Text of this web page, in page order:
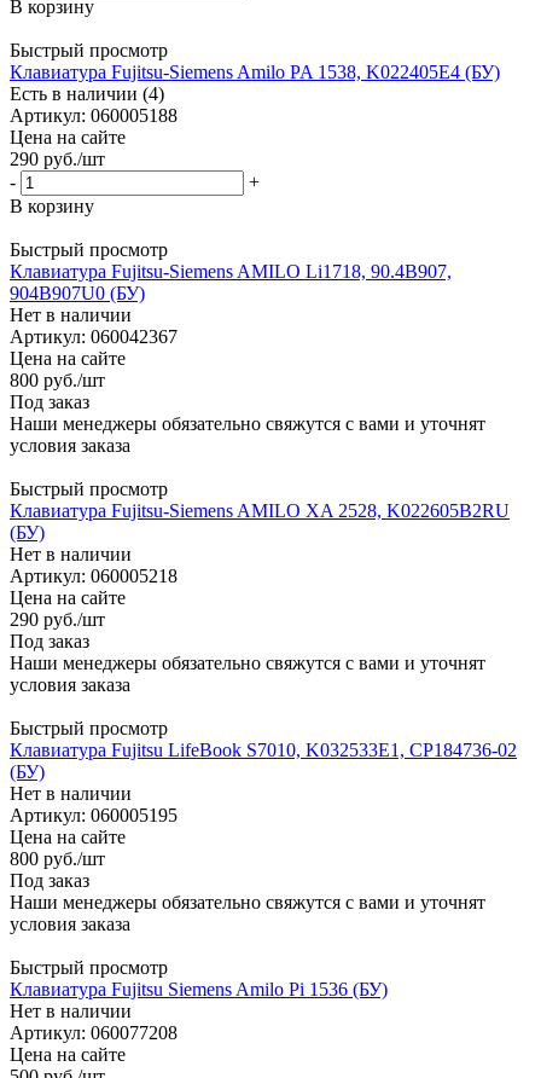
В корзину
Быстрый просмотр
Клавиатура Fujitsu-Siemens Amilo PA 1538, K022405E4 (БУ)
Есть в наличии (4)
Артикул: 060005188
Цена на сайте
290 руб./шт
-
+
В корзину
Быстрый просмотр
Клавиатура Fujitsu-Siemens AMILO Li1718, 90.4B907,
904B907U0 (БУ)
Нет в наличии
Артикул: 060042367
Цена на сайте
800 руб./шт
Под заказ
Наши менеджеры обязательно свяжутся с вами и уточнят
условия заказа
Быстрый просмотр
Клавиатура Fujitsu-Siemens AMILO XA 2528, K022605B2RU
(БУ)
Нет в наличии
Артикул: 060005218
Цена на сайте
290 руб./шт
Под заказ
Наши менеджеры обязательно свяжутся с вами и уточнят
условия заказа
Быстрый просмотр
Клавиатура Fujitsu LifeBook S7010, K032533E1, CP184736-02
(БУ)
Нет в наличии
Артикул: 060005195
Цена на сайте
800 руб./шт
Под заказ
Наши менеджеры обязательно свяжутся с вами и уточнят
условия заказа
Быстрый просмотр
Клавиатура Fujitsu Siemens Amilo Pi 1536 (БУ)
Нет в наличии
Артикул: 060077208
Цена на сайте